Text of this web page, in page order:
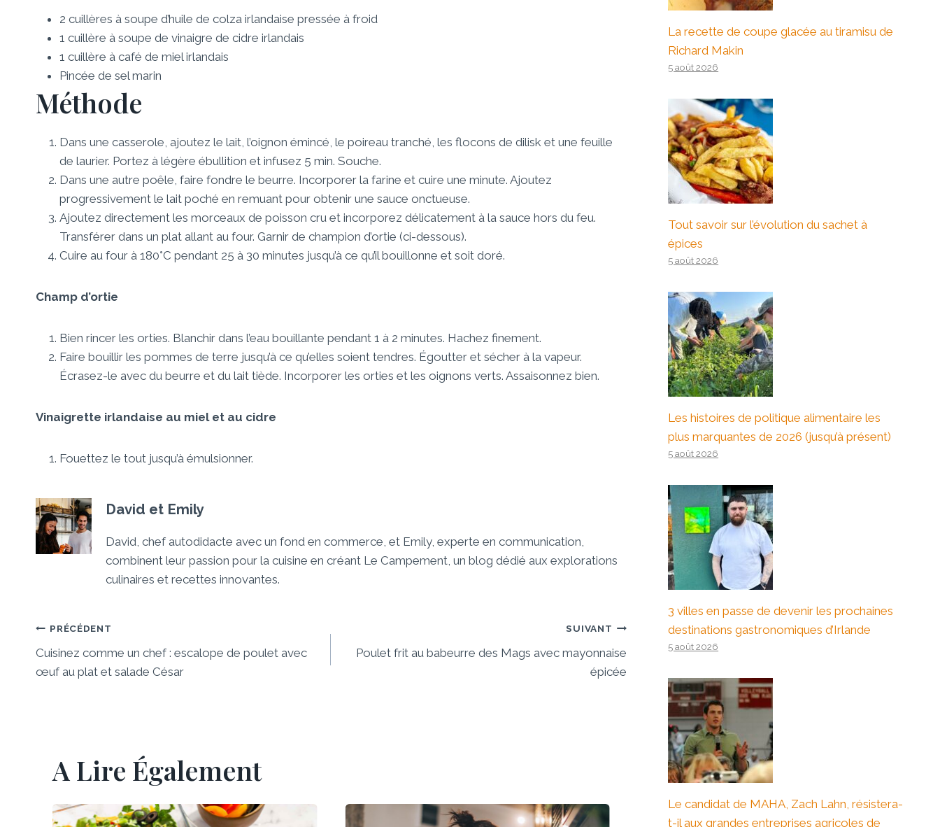
2 cuillères à soupe d’huile de colza irlandaise pressée à froid
1 cuillère à soupe de vinaigre de cidre irlandais
1 cuillère à café de miel irlandais
Pincée de sel marin
Méthode
Dans une casserole, ajoutez le lait, l’oignon émincé, le poireau tranché, les flocons de dilisk et une feuille
de laurier. Portez à légère ébullition et infusez 5 min. Souche.
Dans une autre poêle, faire fondre le beurre. Incorporer la farine et cuire une minute. Ajoutez
progressivement le lait poché en remuant pour obtenir une sauce onctueuse.
Ajoutez directement les morceaux de poisson cru et incorporez délicatement à la sauce hors du feu.
Transférer dans un plat allant au four. Garnir de champion d’ortie (ci-dessous).
Cuire au four à 180°C pendant 25 à 30 minutes jusqu’à ce qu’il bouillonne et soit doré.
Champ d’ortie
Bien rincer les orties. Blanchir dans l’eau bouillante pendant 1 à 2 minutes. Hachez finement.
Faire bouillir les pommes de terre jusqu’à ce qu’elles soient tendres. Égoutter et sécher à la vapeur.
Écrasez-le avec du beurre et du lait tiède. Incorporer les orties et les oignons verts. Assaisonnez bien.
Vinaigrette irlandaise au miel et au cidre
Fouettez le tout jusqu’à émulsionner.
David et Emily
David, chef autodidacte avec un fond en commerce, et Emily, experte en communication,
combinent leur passion pour la cuisine en créant Le Campement, un blog dédié aux explorations
culinaires et recettes innovantes.
Navigation
De
PRÉCÉDENT
Cuisinez comme un chef : escalope de poulet avec
œuf au plat et salade César
SUIVANT
Poulet frit au babeurre des Mags avec mayonnaise
épicée
A Lire Également
La recette de coupe glacée au tiramisu de
Richard Makin
5 août 2026
Tout savoir sur l’évolution du sachet à
épices
5 août 2026
Les histoires de politique alimentaire les
plus marquantes de 2026 (jusqu’à présent)
5 août 2026
3 villes en passe de devenir les prochaines
destinations gastronomiques d’Irlande
5 août 2026
Le candidat de MAHA, Zach Lahn, résistera-
t-il aux grandes entreprises agricoles de